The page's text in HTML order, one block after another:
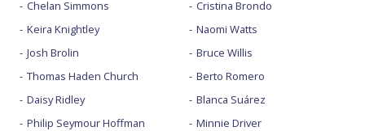
Chelan Simmons
Keira Knightley
Josh Brolin
Thomas Haden Church
Daisy Ridley
Philip Seymour Hoffman
Cristina Brondo
Naomi Watts
Bruce Willis
Berto Romero
Blanca Suárez
Minnie Driver